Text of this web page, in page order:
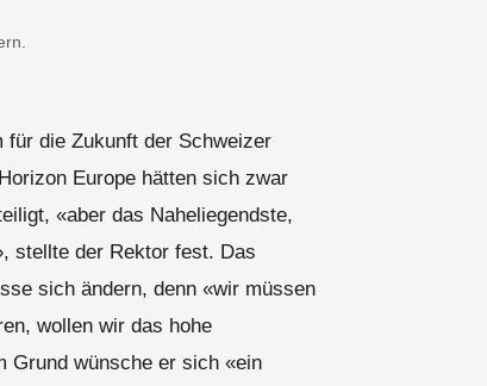
für die Zukunft der Schweizer
Europe hätten sich zwar
«aber das Naheliegendste,
stellte der Rektor fest. Das
sich ändern, denn «wir müssen
wollen wir das hohe
Grund wünsche er sich «ein